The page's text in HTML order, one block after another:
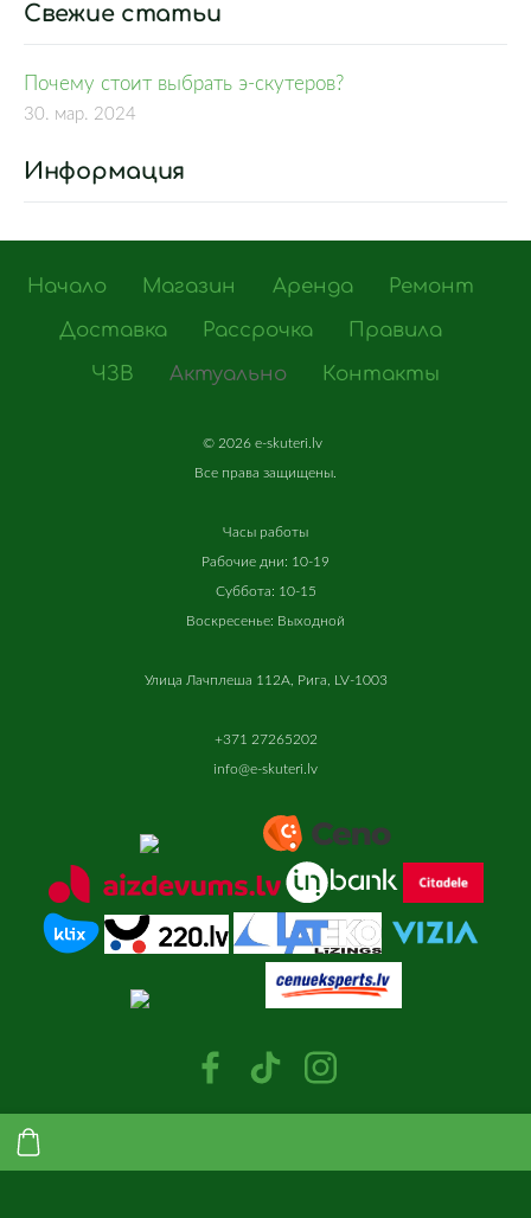
Свежие статьи
Почему стоит выбрать э-скутеров?
30. мар. 2024
Информация
Начало Магазин Аренда
Ремонт
Доставка
Рассрочка
Правила
ЧЗВ
Актуально Контакты
© 2026 e-skuteri.lv
Все права защищены
Часы работы
Рабочие дни: 10-19
Суббота: 10-15
Воскресенье: Выходной
Улица Лачплеша 112A, Рига, LV-1003
+371 27265202
info@e-skuteri.lv